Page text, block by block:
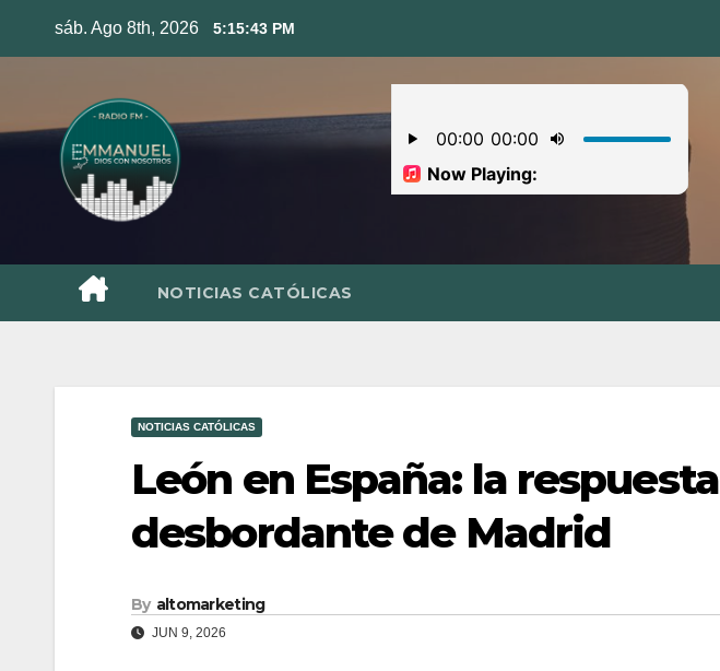
sáb. Ago 8th, 2026 5:15:44 PM
NOTICIAS CATÓLICAS
NOTICIAS CATÓLICAS
León en España: la respuesta
desbordante de Madrid
By altomarketing
JUN 9, 2026